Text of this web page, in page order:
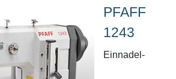
PFAFF
1243
Einnadel-